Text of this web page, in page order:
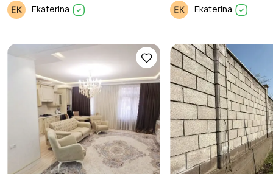
Ekaterina Ekaterina